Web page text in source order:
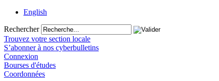
English
Rechercher
Trouvez votre section locale
S’abonner à nos cyberbulletins
Connexion
Bourses d'études
Coordonnées